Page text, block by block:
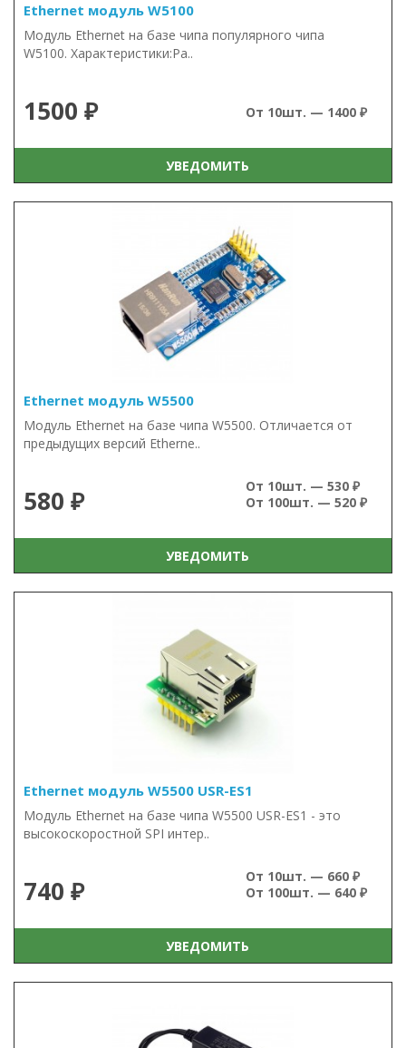
Ethernet модуль W5100
Модуль Ethernet на базе чипа популярного чипа
W5100. Характеристики:Ра..
1500 ₽ От 10шт. — 1400 ₽
УВЕДОМИТЬ
Ethernet модуль W5500
Модуль Ethernet на базе чипа W5500. Отличается от
предыдущих версий Etherne..
580 ₽
От 10шт. — 530 ₽
От 100шт. — 520 ₽
УВЕДОМИТЬ
Ethernet модуль W5500 USR-ES1
Модуль Ethernet на базе чипа W5500 USR-ES1 - это
высокоскоростной SPI интер..
740 ₽
От 10шт. — 660 ₽
От 100шт. — 640 ₽
УВЕДОМИТЬ